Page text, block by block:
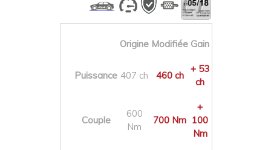
Origine Modifiée Gain
Puissance 407 ch 460 ch
+ 53
ch
Couple
600
Nm
700 Nm
+
100
Nm